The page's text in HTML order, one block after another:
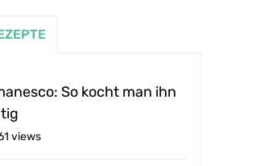
So kocht man ihn
views